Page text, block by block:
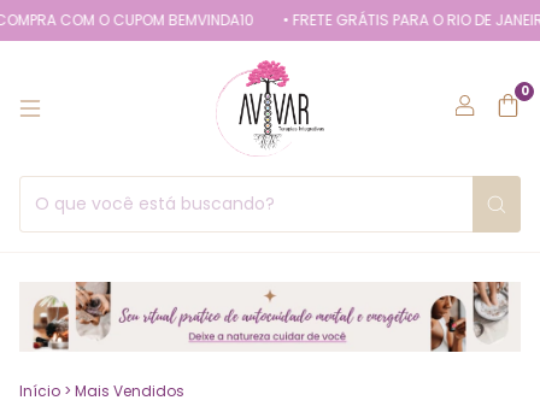
COM O CUPOM BEMVINDA10 • FRETE GRÁTIS PARA O RIO DE JANEIRO
0
Início > Mais Vendidos